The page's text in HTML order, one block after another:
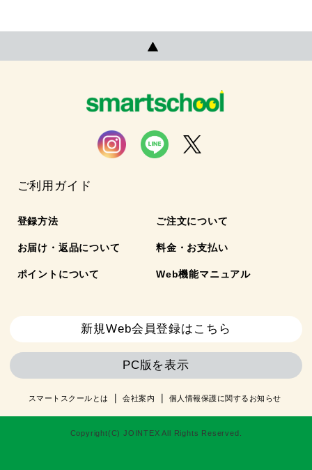
ご利用ガイド
登録方法 ご注文について
お届け・返品について 料金・お支払い
ポイントについて Web機能マニュアル
新規Web会員登録はこちら
PC版を表示
スマートスクールとは 会社案内 個人情報保護に関するお知らせ
Copyright(C) JOINTEX All Rights Reserved.